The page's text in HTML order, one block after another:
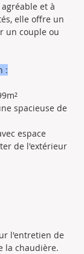
et à
elle offre un
un couple ou
:
spacieuse de
espace
de l'extérieur
l'entretien de
la chaudière.